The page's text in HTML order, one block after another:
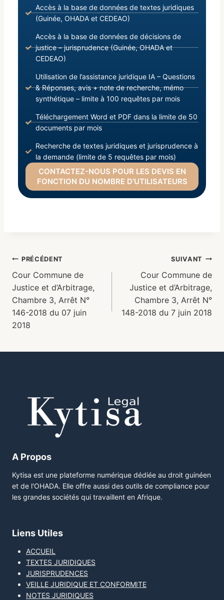
Accès à la base de données de textes juridiques
(Guinée, OHADA et CEDEAO)
Accès à la base de données de décisions de
justice – jurisprudence (Guinée, OHADA et
CEDEAO)
Utilisation de l’assistance juridique IA – Questions
& Réponses, avis + note de recherche, mémo
synthétique – limite à 100 requêtes par mois
Téléchargement Word et PDF dans la limite de 50
documents par mois
Recherche de textes juridiques et jurisprudence à
la demande (limite de 5 requêtes par mois)
CONTACTEZ-NOUS POUR LES DEVIS EN
FONCTION DU NOMBRE D’UTILISATEURS
PRÉCÉDENT
Cour Commune de
Justice et d’Arbitrage,
Chambre 3, Arrêt N°
146-2018 du 07 juin
2018
SUIVANT
Cour Commune de
Justice et d’Arbitrage,
Chambre 3, Arrêt N°
148-2018 du 7 juin 2018
A Propos
Kytisa est une plateforme numérique dédiée au droit guinéen
et de l'OHADA. Elle offre aussi des outils de compliance pour
les grandes sociétés qui travaillent en Afrique.
Liens Utiles
ACCUEIL
TEXTES JURIDIQUES
JURISPRUDENCES
VEILLE JURIDIQUE ET CONFORMITE
NOTES JURIDIQUES